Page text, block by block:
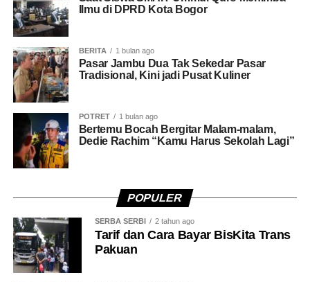
“Atas nama Gubernur Jawa Barat, kami mengucapkan
apresiasi dan penghargaan yang setinggi-tingginya
kepada Pemerintah Kota Bogor dan panitia yang telah
melaksanakan kegiatan keren bernama Festival Merah
Putih yang ke-11,” ujarnya.
Menurutnya, FMP bukan hanya kegiatan simbolik, tetapi
menjadi bentuk nyata dalam menghidupkan kembali
semangat perjuangan para pendahulu bangsa.
bagaimana kita mengkirabkan spirit perjuangan yang
ini merdeka,” katanya.
Ia menambahkan, jika dahulu para pahlawan berjuang
merebut kemerdekaan dengan mempertaruhkan jiwa dan
Ilmu di DPRD Kota Bogor
BERITA 1 bulan ago
Pasar Jambu Dua Tak Sekedar Pasar
Tradisional, Kini jadi Pusat Kuliner
POTRET 1 bulan ago
Bertemu Bocah Bergitar Malam-malam,
Dedie Rachim “Kamu Harus Sekolah Lagi”
POPULER
SERBA SERBI 2 tahun ago
Tarif dan Cara Bayar BisKita Trans
Pakuan